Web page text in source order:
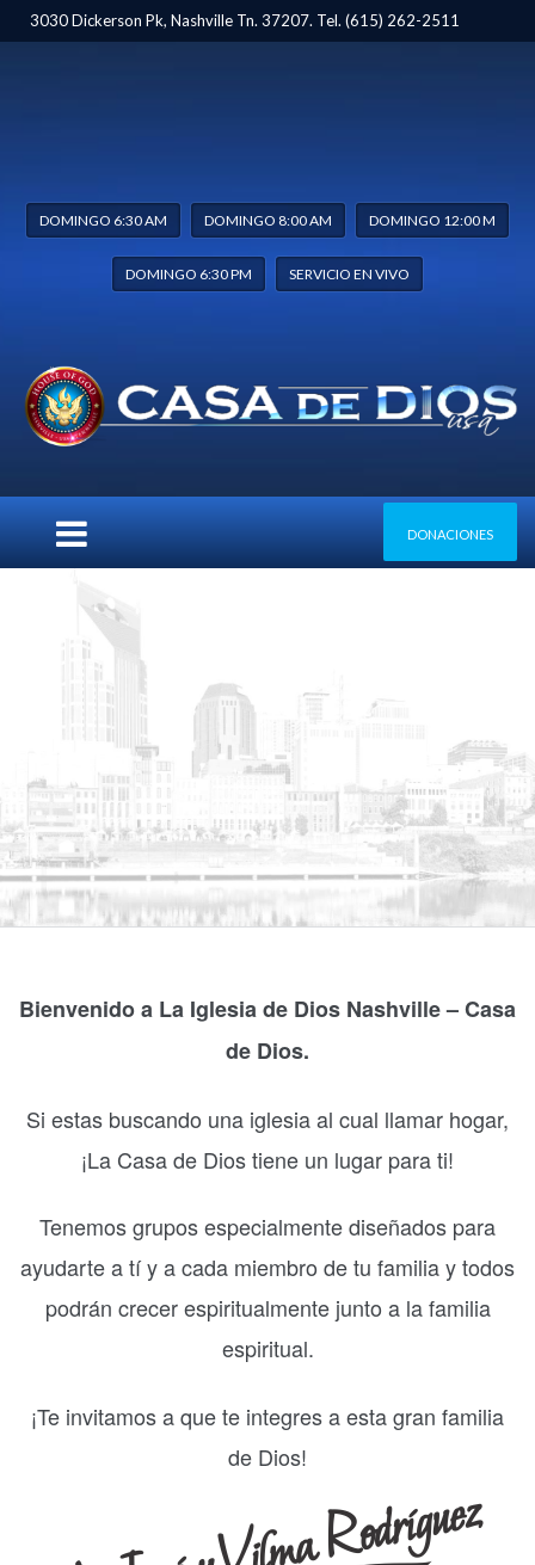
3030 Dickerson Pk, Nashville Tn. 37207. Tel. (615) 262-2511
DOMINGO 6:30 AM DOMINGO 8:00 AM DOMINGO 12:00 M
DOMINGO 6:30 PM SERVICIO EN VIVO
DONACIONES
Bienvenido a La Iglesia de Dios Nashville – Casa
de Dios.
Si estas buscando una iglesia al cual llamar hogar,
¡La Casa de Dios tiene un lugar para ti!
Tenemos grupos especialmente diseñados para
ayudarte a tí y a cada miembro de tu familia y todos
podrán crecer espiritualmente junto a la familia
espiritual.
¡Te invitamos a que te integres a esta gran familia
de Dios!